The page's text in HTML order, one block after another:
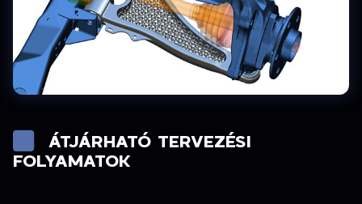
ÁTJÁRHATÓ TERVEZÉSI
FOLYAMATOK